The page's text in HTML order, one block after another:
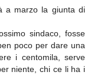
a marzo la giunta di
sindaco, fosse
poco per dare una
i centomila, serve
niente, chi ce li ha i